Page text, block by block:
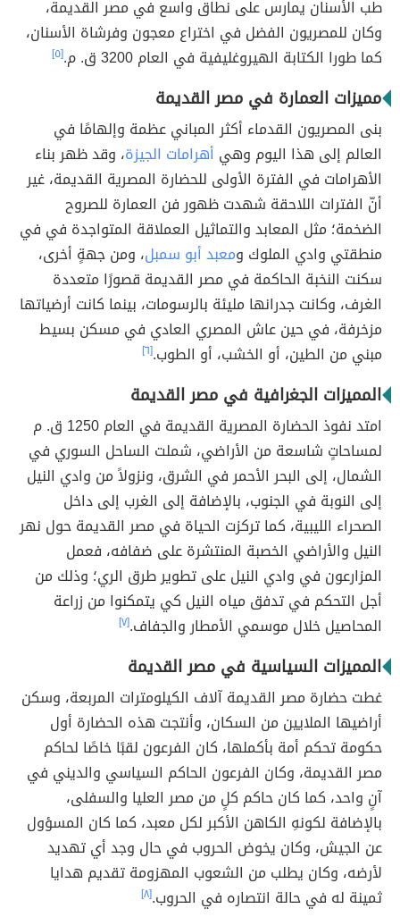
طب الأسنان يمارس على نطاق واسع في مصر القديمة،
وكان للمصريون الفضل في اختراع معجون وفرشاة الأسنان،
كما طورا الكتابة الهيروغليفية في العام 3200 ق. م.
[٥]
مميزات العمارة في مصر القديمة
بنى المصريون القدماء أكثر المباني عظمة وإلهامًا في
العالم إلى هذا اليوم وهي أهرامات الجيزة، وقد ظهر بناء
الأهرامات في الفترة الأولى للحضارة المصرية القديمة، غير
أنّ الفترات اللاحقة شهدت ظهور فن العمارة للصروح
الضخمة؛ مثل المعابد والتماثيل العملاقة المتواجدة في في
منطقتي وادي الملوك ومعبد أبو سمبل، ومن جهةٍ أخرى،
سكنت النخبة الحاكمة في مصر القديمة قصورًا متعددة
الغرف، وكانت جدرانها مليئة بالرسومات، بينما كانت أرضياتها
مزخرفة، في حين عاش المصري العادي في مسكن بسيط
مبني من الطين، أو الخشب، أو الطوب.[٦]
المميزات الجغرافية في مصر القديمة
امتد نفوذ الحضارة المصرية القديمة في العام 1250 ق. م
لمساحاتٍ شاسعة من الأراضي، شملت الساحل السوري في
الشمال، إلى البحر الأحمر في الشرق، ونزولاً من وادي النيل
إلى النوبة في الجنوب، بالإضافة إلى الغرب إلى داخل
الصحراء الليبية، كما تركزت الحياة في مصر القديمة حول نهر
النيل والأراضي الخصبة المنتشرة على ضفافه، فعمل
المزارعون في وادي النيل على تطوير طرق الري؛ وذلك من
أجل التحكم في تدفق مياه النيل كي يتمكنوا من زراعة
المحاصيل خلال موسمي الأمطار والجفاف.[٧]
المميزات السياسية في مصر القديمة
غطت حضارة مصر القديمة آلاف الكيلومترات المربعة، وسكن
أراضيها الملايين من السكان، وأنتجت هذه الحضارة أول
حكومة تحكم أمة بأكملها، كان الفرعون لقبًا خاصًا لحاكم
مصر القديمة، وكان الفرعون الحاكم السياسي والديني في
آنٍ واحد، كما كان حاكم كلٍ من مصر العليا والسفلى،
بالإضافة لكونهِ الكاهن الأكبر لكل معبد، كما كان المسؤول
عن الجيش، وكان يخوض الحروب في حال وجد أي تهديد
لأرضه، وكان يطلب من الشعوب المهزومة تقديم هدايا
ثمينة له في حالة انتصاره في الحروب.[٨]